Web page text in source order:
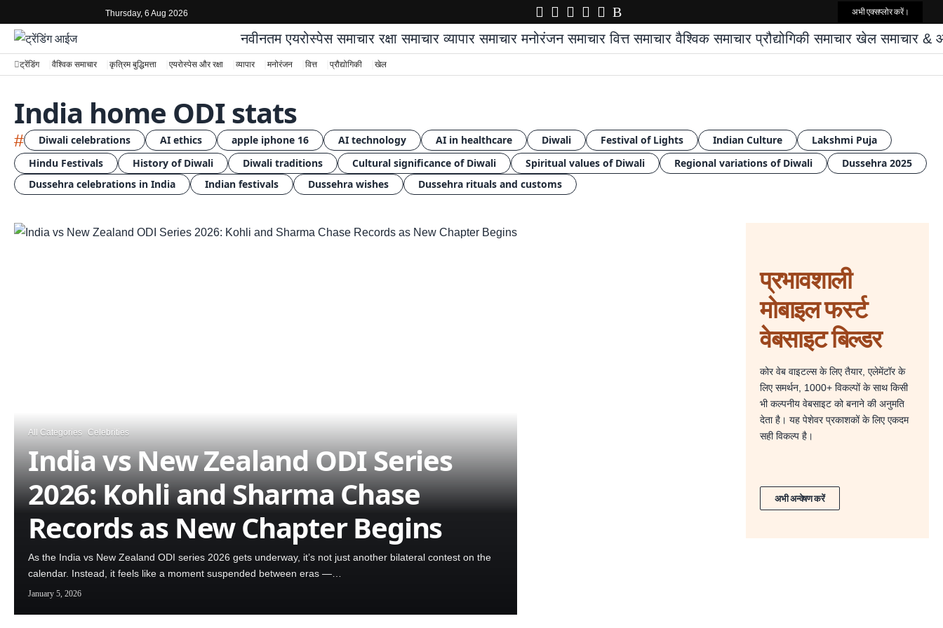
Thursday, 6 Aug 2026 अभी एक्सप्लोर करें।
नवीनतम एयरोस्पेस समाचार रक्षा समाचार व्यापार समाचार मनोरंजन समाचार वित्त समाचार वैश्विक समाचार प्रौद्योगिकी समाचार खेल समाचार &
ट्रेंडिंग वैश्विक समाचार कृत्रिम बुद्धिमत्ता एयरोस्पेस और रक्षा व्यापार मनोरंजन वित्त प्रौद्योगिकी खेल
India home ODI stats
# Diwali celebrations AI ethics apple iphone 16 AI technology AI in healthcare Diwali Festival of Lights Indian Culture
Lakshmi Puja
Hindu Festivals
History of Diwali Diwali traditions Cultural significance of Diwali Spiritual values of Diwali Regional variations of Diwali
Dussehra 2025
Dussehra celebrations in India
Indian festivals Dussehra wishes Dussehra rituals and customs
All Categories Celebrities
India vs New Zealand ODI Series
2026: Kohli and Sharma Chase
Records as New Chapter Begins
As the India vs New Zealand ODI series 2026 gets underway, it’s not just another bilateral contest on the
calendar. Instead, it feels like a moment suspended between eras —…
January 5, 2026
प्रभावशाली
मोबाइल फर्स्ट
वेबसाइट बिल्डर
कोर वेब वाइटल्स के लिए तैयार, एलेमेंटॉर के
लिए समर्थन, 1000+ विकल्पों के साथ किसी
भी कल्पनीय वेबसाइट को बनाने की अनुमति
देता है। यह पेशेवर प्रकाशकों के लिए एकदम
सही विकल्प है।
अभी अन्वेषण करें